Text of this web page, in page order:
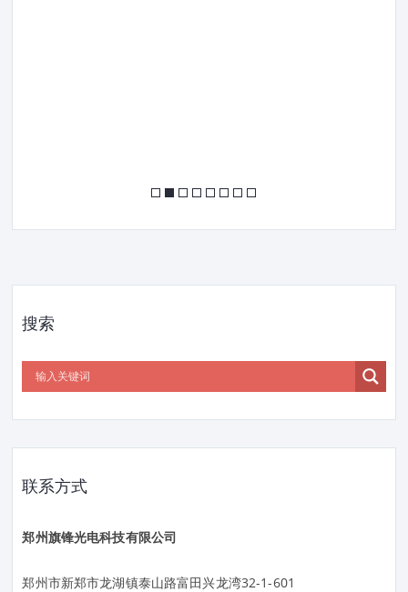
搜索
联系方式
郑州旗锋光电科技有限公司
郑州市新郑市龙湖镇泰山路富田兴龙湾32-1-601